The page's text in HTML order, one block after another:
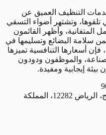
التنظيف العميق عن
تلقوها، وتشتهر أضواء التسقي
المتفانية، وأظهر القائمون
سلامة البضائع وتسليمها في
أسعارها التنافسية تميزها
والموظفون ودودون
إيجابية ومفيدة.
عروة بن ورد، المروج، الرياض 12282، المملكة